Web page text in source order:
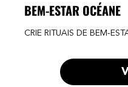
BEM-ESTAR OCÉANE
CRIE RITUAIS DE BEM-